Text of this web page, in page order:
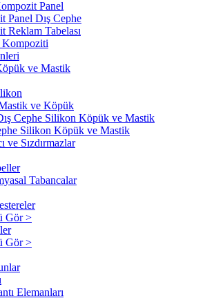
Panel
Panel Dış Cephe
Reklam Tabelası
Kompoziti
ve Mastik
ve Köpük
Cephe Silikon Köpük ve Mastik
Silikon Köpük ve Mastik
ve Sızdırmazlar
Tabancalar
Gör >
Gör >
Elemanları